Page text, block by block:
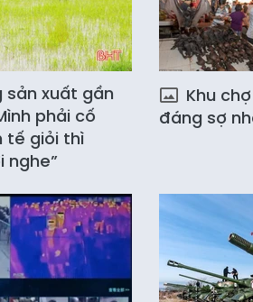
sản xuất gần
phải cố
tế giỏi thì
nghe”
Khu
đáng sợ